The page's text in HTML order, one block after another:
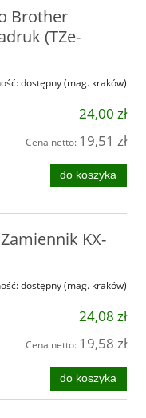
Brother
(TZe-
dostępny (mag. kraków)
24,00 zł
Cena netto: 19,51 zł
do koszyka
KX-
dostępny (mag. kraków)
24,08 zł
Cena netto: 19,58 zł
do koszyka